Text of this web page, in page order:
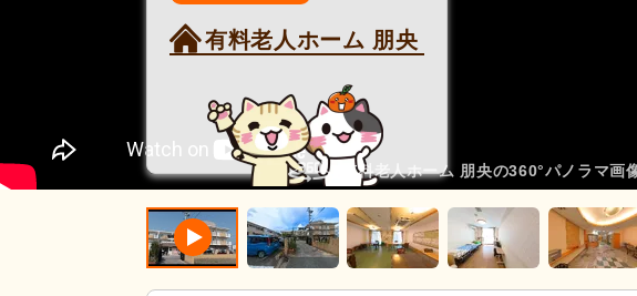
有料老人ホーム 朋央
有料老人ホーム 朋央の360°パノラマ画